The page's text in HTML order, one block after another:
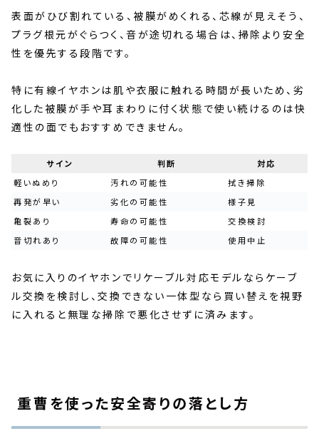
表面がひび割れている、被膜がめくれる、芯線が見えそう、
プラグ根元がぐらつく、音が途切れる場合は、掃除より安全
性を優先する段階です。
特に有線イヤホンは肌や衣服に触れる時間が長いため、劣
化した被膜が手や耳まわりに付く状態で使い続けるのは快
適性の面でもおすすめできません。
サイン 判断
対応
軽いぬめり
汚れの可能性
拭き掃除
再発が早い
劣化の可能性
様子見
亀裂あり
寿命の可能性
交換検討
音切れあり
故障の可能性 使用中止
お気に入りのイヤホンでリケーブル対応モデルならケーブ
ル交換を検討し、交換できない一体型なら買い替えを視野
に入れると無理な掃除で悪化させずに済みます。
重曹を使った安全寄りの落とし方